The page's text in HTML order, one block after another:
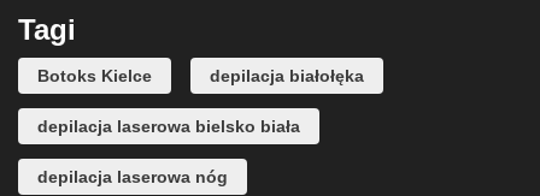
Tagi
Botoks Kielce depilacja białołęka
depilacja laserowa bielsko biała
depilacja laserowa nóg